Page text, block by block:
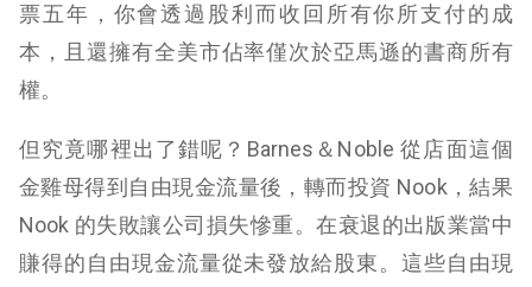
票五年，你會透過股利而收回所有你所支付的成
本，且還擁有全美市佔率僅次於亞馬遜的書商所有
權。
但究竟哪裡出了錯呢？Barnes＆Noble 從店面這個
金雞母得到自由現金流量後，轉而投資 Nook，結果
Nook 的失敗讓公司損失慘重。在衰退的出版業當中
賺得的自由現金流量從未發放給股東。這些自由現